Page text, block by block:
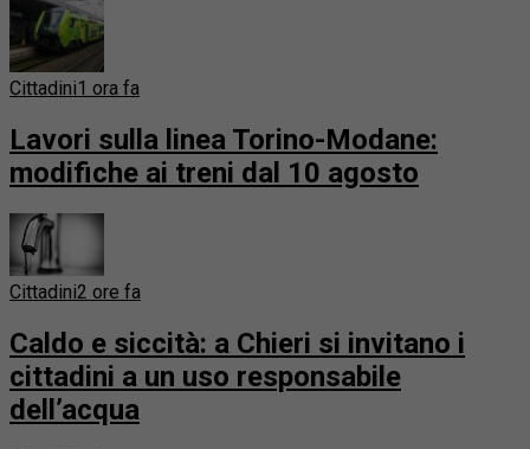
Cittadini1 ora fa
Lavori sulla linea Torino-Modane:
modifiche ai treni dal 10 agosto
Cittadini2 ore fa
Caldo e siccità: a Chieri si invitano i
cittadini a un uso responsabile
dell’acqua